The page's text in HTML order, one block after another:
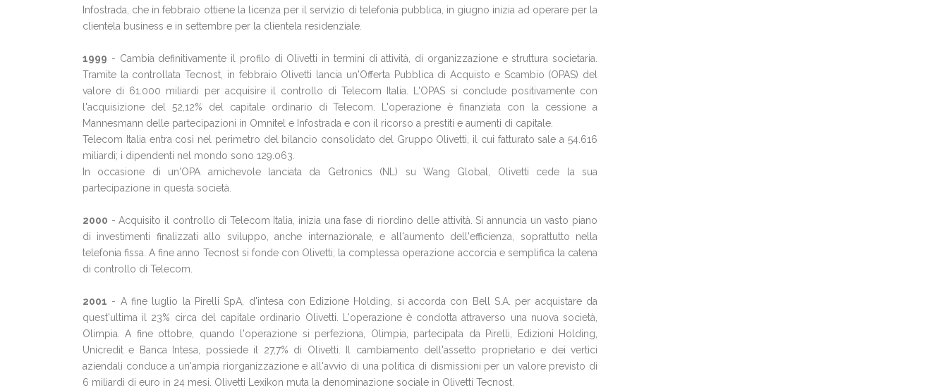
Infostrada, che in febbraio ottiene la licenza per il servizio di telefonia pubblica, in giugno inizia ad operare per la
clientela business e in settembre per la clientela residenziale.
1999 - Cambia definitivamente il profilo di Olivetti in termini di attività, di organizzazione e struttura societaria.
Tramite la controllata Tecnost, in febbraio Olivetti lancia un'Offerta Pubblica di Acquisto e Scambio (OPAS) del
valore di 61.000 miliardi per acquisire il controllo di Telecom Italia. L'OPAS si conclude positivamente con
l'acquisizione del 52,12% del capitale ordinario di Telecom. L'operazione è finanziata con la cessione a
Mannesmann delle partecipazioni in Omnitel e Infostrada e con il ricorso a prestiti e aumenti di capitale.
Telecom Italia entra così nel perimetro del bilancio consolidato del Gruppo Olivetti, il cui fatturato sale a 54.616
miliardi; i dipendenti nel mondo sono 129.063.
In occasione di un'OPA amichevole lanciata da Getronics (NL) su Wang Global, Olivetti cede la sua
partecipazione in questa società.
2000 - Acquisito il controllo di Telecom Italia, inizia una fase di riordino delle attività. Si annuncia un vasto piano
di investimenti finalizzati allo sviluppo, anche internazionale, e all'aumento dell'efficienza, soprattutto nella
telefonia fissa. A fine anno Tecnost si fonde con Olivetti; la complessa operazione accorcia e semplifica la catena
di controllo di Telecom.
2001 - A fine luglio la Pirelli SpA, d'intesa con Edizione Holding, si accorda con Bell S.A. per acquistare da
quest'ultima il 23% circa del capitale ordinario Olivetti. L'operazione è condotta attraverso una nuova società,
Olimpia. A fine ottobre, quando l'operazione si perfeziona, Olimpia, partecipata da Pirelli, Edizioni Holding,
Unicredit e Banca Intesa, possiede il 27,7% di Olivetti. Il cambiamento dell'assetto proprietario e dei vertici
aziendali conduce a un'ampia riorganizzazione e all'avvio di una politica di dismissioni per un valore previsto di
6 miliardi di euro in 24 mesi. Olivetti Lexikon muta la denominazione sociale in Olivetti Tecnost.